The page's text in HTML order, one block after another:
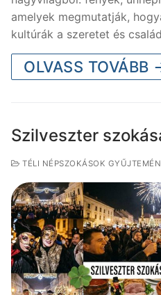
amelyek megmutatják,
kultúrák a szeretet és
OLVASS TOVÁBB
Szilveszter
TÉLI NÉPSZOKÁSOK